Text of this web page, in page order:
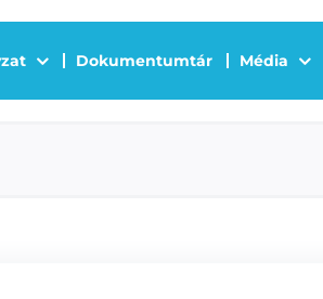
Dokumentumtár Média